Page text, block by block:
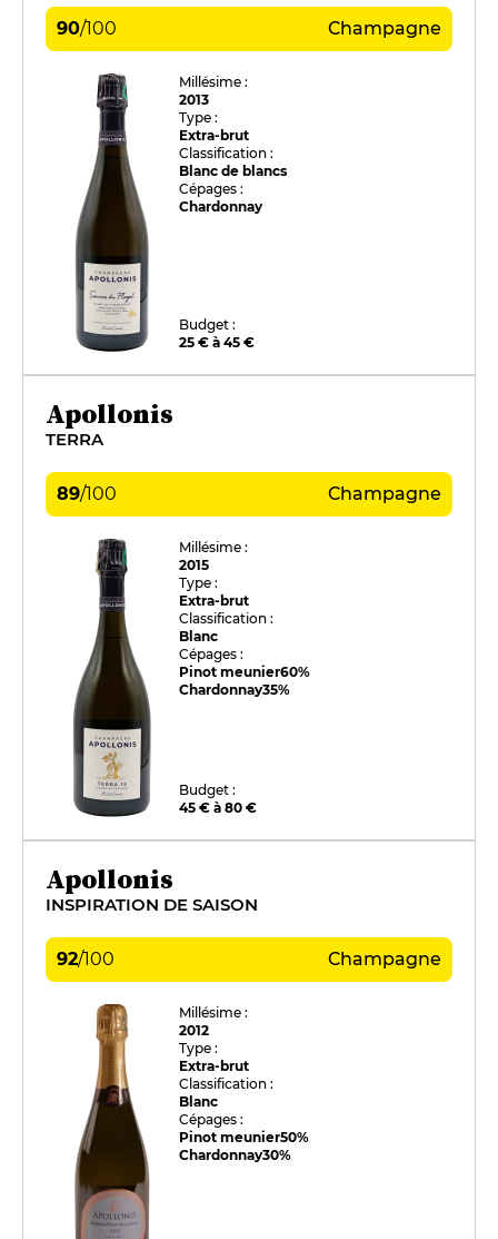
90/100 Champagne
Millésime :
2013
Type :
Extra-brut
Classification :
Blanc de blancs
Cépages :
Chardonnay
Budget :
25 € à 45 €
Apollonis
TERRA
89/100 Champagne
Millésime :
2015
Type :
Extra-brut
Classification :
Blanc
Cépages :
Pinot meunier60%
Chardonnay35%
Budget :
45 € à 80 €
Apollonis
INSPIRATION DE SAISON
92/100 Champagne
Millésime :
2012
Type :
Extra-brut
Classification :
Blanc
Cépages :
Pinot meunier50%
Chardonnay30%